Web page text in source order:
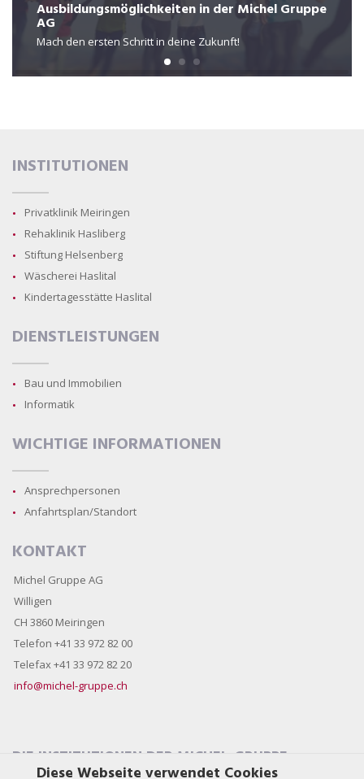
Ausbildungsmöglichkeiten in der Michel Gruppe
AG
Mach den ersten Schritt in deine Zukunft!
INSTITUTIONEN
Privatklinik Meiringen
Rehaklinik Hasliberg
Stiftung Helsenberg
Wäscherei Haslital
Kindertagesstätte Haslital
DIENSTLEISTUNGEN
Bau und Immobilien
Informatik
WICHTIGE INFORMATIONEN
Ansprechpersonen
Anfahrtsplan/Standort
KONTAKT
Michel Gruppe AG
Willigen
CH 3860 Meiringen
Telefon +41 33 972 82 00
Telefax +41 33 972 82 20
info@michel-gruppe.ch
DIE INSTITUTIONEN DER MICHEL-GRUPPE
Diese Webseite verwendet Cookies